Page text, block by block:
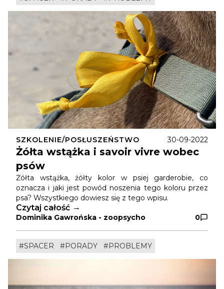
SZKOLENIE/POSŁUSZEŃSTWO 30-09-2022
Żółta wstążka i savoir vivre wobec
psów
Żółta wstążka, żółty kolor w psiej garderobie, co
oznacza i jaki jest powód noszenia tego koloru przez
psa? Wszystkiego dowiesz się z tego wpisu.
Czytaj całość
Dominika Gawrońska - zoopsycho 0
#SPACER #PORADY #PROBLEMY